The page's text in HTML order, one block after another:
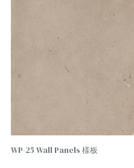
WP-25 Wall Panels 樣板